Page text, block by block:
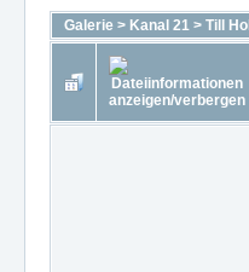
Galerie > Kanal 21 > Till